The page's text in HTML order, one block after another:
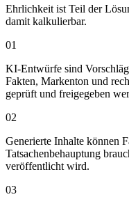
Ehrlichkeit ist Teil der
damit kalkulierbar.
01
KI-Entwürfe sind
Fakten, Markenton und
geprüft und freigegeben
02
Generierte Inhalte können
Tatsachenbehauptung
veröffentlicht wird.
03